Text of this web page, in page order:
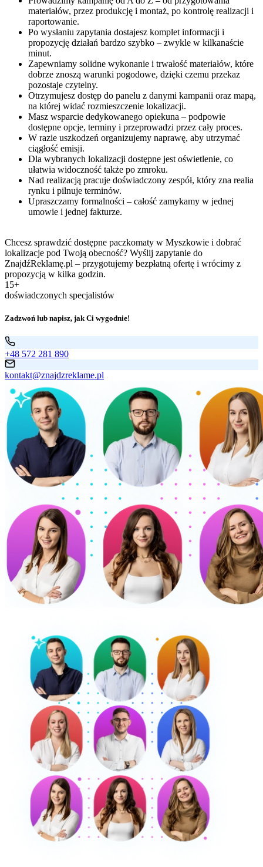
materiałów, przez produkcję i montaż, po kontrolę realizacji i
raportowanie.
Po wysłaniu zapytania dostajesz komplet informacji i
propozycję działań bardzo szybko – zwykle w kilkanaście
minut.
Zapewniamy solidne wykonanie i trwałość materiałów, które
dobrze znoszą warunki pogodowe, dzięki czemu przekaz
pozostaje czytelny.
Otrzymujesz dostęp do panelu z danymi kampanii oraz mapą,
na której widać rozmieszczenie lokalizacji.
Masz wsparcie dedykowanego opiekuna – podpowie
dostępne opcje, terminy i przeprowadzi przez cały proces.
W razie uszkodzeń organizujemy naprawę, aby utrzymać
ciągłość emisji.
Dla wybranych lokalizacji dostępne jest oświetlenie, co
ułatwia widoczność także po zmroku.
Nad realizacją pracuje doświadczony zespół, który zna realia
rynku i pilnuje terminów.
Upraszczamy formalności – całość zamykamy w jednej
umowie i jednej fakturze.
Chcesz sprawdzić dostępne paczkomaty w Myszkowie i dobrać
lokalizacje pod Twoją obecność? Wyślij zapytanie do
ZnajdźReklamę.pl – przygotujemy bezpłatną ofertę i wrócimy z
propozycją w kilka godzin.
15+
doświadczonych specjalistów
Zadzwoń lub napisz, jak Ci wygodnie!
+48 572 281 890
kontakt@znajdzreklame.pl